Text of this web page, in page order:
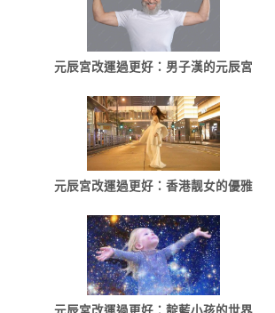
元辰宮改運過更好：男子漢的元辰宮
元辰宮改運過更好：香港靓女的優雅